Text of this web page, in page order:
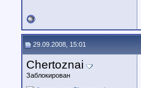
29.09.2008, 15:01
Chertoznai
Заблокирован